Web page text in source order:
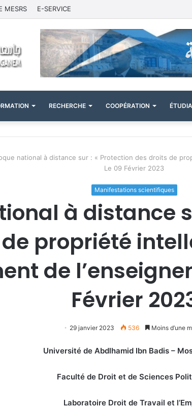
MESRS E-SERVICE
RECHERCHE COOPÉRATION
national à distance sur : « Protection des droits de
Le 09 Février 2023
Manifestations scientifiques
à distance
propriété
de
Février
29 janvier 2023 536 Moins d’une
Université de Abdlhamid Ibn Badis –
Faculté de Droit et de Sciences
Laboratoire Droit de Travail et